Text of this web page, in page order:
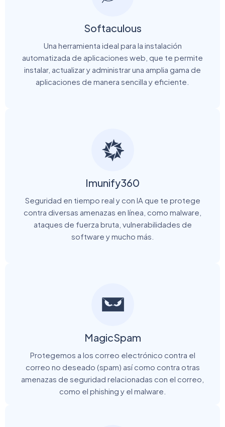
Softaculous
Una herramienta ideal para la instalación
automatizada de aplicaciones web, que te permite
instalar, actualizar y administrar una amplia gama de
aplicaciones de manera sencilla y eficiente.
Imunify360
Seguridad en tiempo real y con IA que te protege
contra diversas amenazas en línea, como malware,
ataques de fuerza bruta, vulnerabilidades de
software y mucho más.
MagicSpam
Protegemos a los correo electrónico contra el
correo no deseado (spam) así como contra otras
amenazas de seguridad relacionadas con el correo,
como el phishing y el malware.